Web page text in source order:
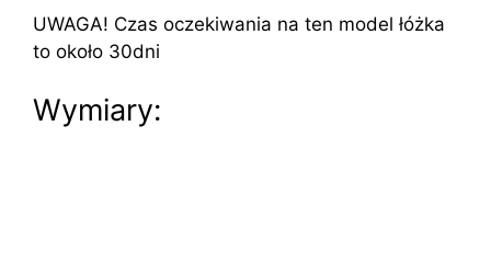
UWAGA! Czas oczekiwania na ten model łóżka
to około 30dni
Wymiary: